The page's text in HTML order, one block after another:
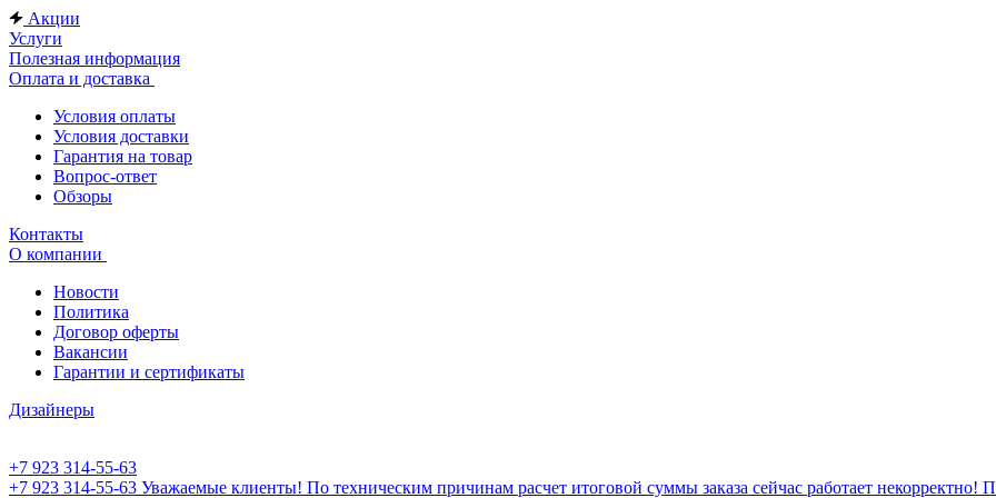
Акции
Услуги
Полезная информация
Оплата и доставка
Условия оплаты
Условия доставки
Гарантия на товар
Вопрос-ответ
Обзоры
Контакты
О компании
Новости
Политика
Договор оферты
Вакансии
Гарантии и сертификаты
Дизайнеры
+7 923 314-55-63
+7 923 314-55-63 Уважаемые клиенты! По техническим причинам расчет итоговой суммы заказа сейчас работает